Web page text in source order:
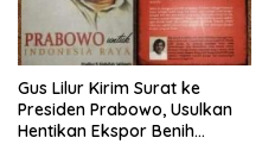
Gus Lilur Kirim Surat ke
Presiden Prabowo, Usulkan
Hentikan Ekspor Benih